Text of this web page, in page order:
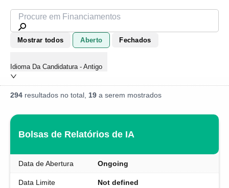
Mostrar todos Aberto Fechados
Idioma Da Candidatura - Antigo
294 resultados no total, 19 a serem mostrados
Bolsas de Relatórios de IA
Data de Abertura Ongoing
Data Limite Not defined